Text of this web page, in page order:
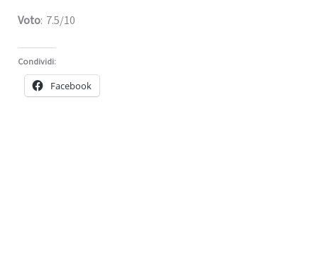
Voto: 7.5/10
Condividi:
Facebook